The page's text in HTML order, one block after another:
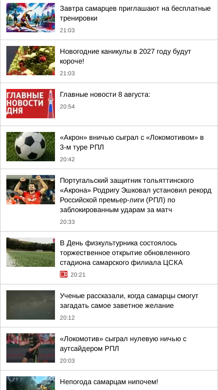
Завтра самарцев приглашают на бесплатные
тренировки
21:03
Новогодние каникулы в 2027 году будут
короче!
21:03
Главные новости 8 августа:
20:54
«Акрон» вничью сыграл с «Локомотивом» в
3-м туре РПЛ
20:42
Португальский защитник тольяттинского
«Акрона» Родригу Эшковал установил рекорд
Российской премьер-лиги (РПЛ) по
заблокированным ударам за матч
20:33
В День физкультурника состоялось
торжественное открытие обновленного
стадиона самарского филиала ЦСКА
20:21
Ученые рассказали, когда самарцы смогут
загадать самое заветное желание
20:12
«Локомотив» сыграл нулевую ничью с
аутсайдером РПЛ
20:03
Непогода самарцам нипочем!